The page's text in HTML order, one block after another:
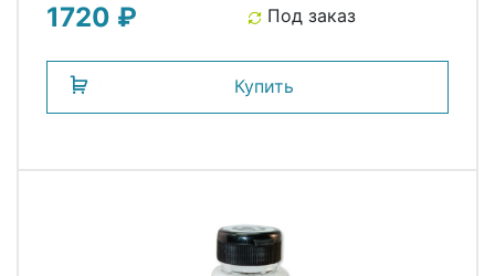
1720 ₽ Под заказ
Купить